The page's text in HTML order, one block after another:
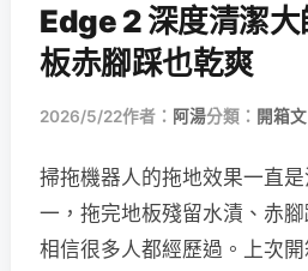
Edge 2 深度清潔
板赤腳踩也乾爽
2026/5/22作者： 阿湯分類： 開箱
掃拖機器人的拖地效果一直
一，拖完地板殘留水漬、赤
相信很多人都經歷過。上次